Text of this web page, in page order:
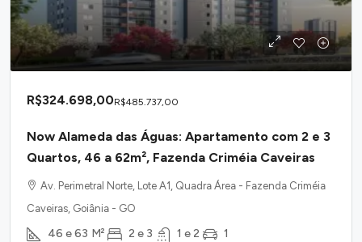
R$324.698,00R$485.737,00
Now Alameda das Águas: Apartamento com 2 e 3
Quartos, 46 a 62m², Fazenda Criméia Caveiras
Av. Perimetral Norte, Lote A1, Quadra Área - Fazenda Criméia
Caveiras, Goiânia - GO
46 e 63 M² 2 e 3 1 e 2 1